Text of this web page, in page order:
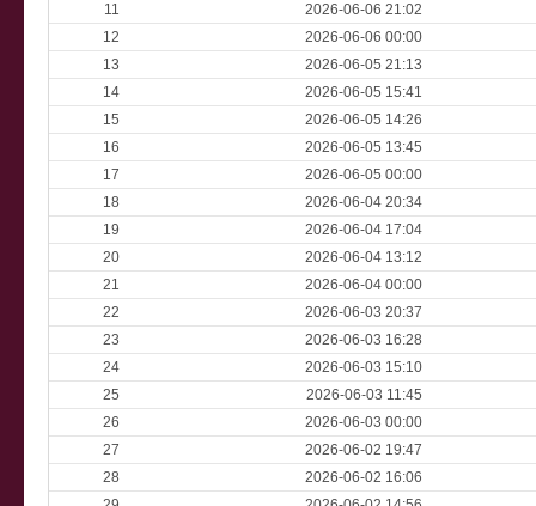
11
2026-06-06 21:02
12
2026-06-06 00:00
13
2026-06-05 21:13
14
2026-06-05 15:41
15
2026-06-05 14:26
16
2026-06-05 13:45
17
2026-06-05 00:00
18
2026-06-04 20:34
19
2026-06-04 17:04
20
2026-06-04 13:12
21
2026-06-04 00:00
22
2026-06-03 20:37
23
2026-06-03 16:28
24
2026-06-03 15:10
25
2026-06-03 11:45
26
2026-06-03 00:00
27
2026-06-02 19:47
28
2026-06-02 16:06